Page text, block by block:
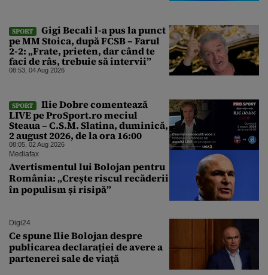
SPORT
Gigi Becali l-a pus la punct
pe MM Stoica, după FCSB – Farul
2-2: „Frate, prieten, dar când te
faci de râs, trebuie să intervii”
08:53, 04 Aug 2026
SPORT
Ilie Dobre comentează
LIVE pe ProSport.ro meciul
Steaua – C.S.M. Slatina, duminică,
2 august 2026, de la ora 16:00
08:05, 02 Aug 2026
Mediafax
Avertismentul lui Bolojan pentru
România: „Crește riscul recăderii
în populism și risipă”
Digi24
Ce spune Ilie Bolojan despre
publicarea declarației de avere a
partenerei sale de viață